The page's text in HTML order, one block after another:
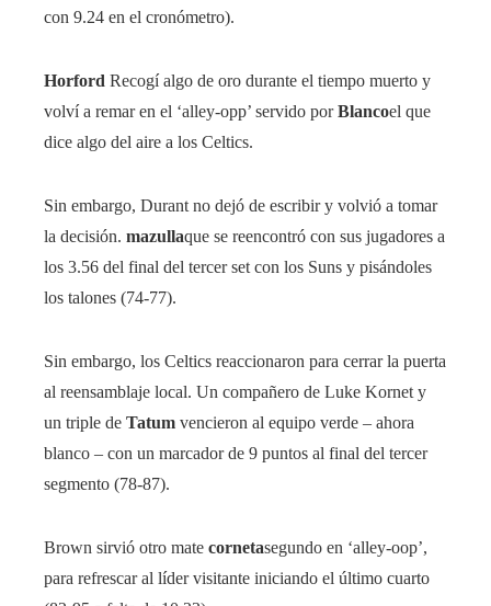
con 9.24 en el cronómetro).
Horford Recogí algo de oro durante el tiempo muerto y
volví a remar en el ‘alley-opp’ servido porBlancoel que
dice algo del aire a los Celtics.
Sin embargo, Durant no dejó de escribir y volvió a tomar
la decisión. mazullaque se reencontró con sus jugadores a
los 3.56 del final del tercer set con los Suns y pisándoles
los talones (74-77).
Sin embargo, los Celtics reaccionaron para cerrar la puerta
al reensamblaje local. Un compañero de Luke Kornet y
un triple de Tatum vencieron al equipo verde – ahora
blanco – con un marcador de 9 puntos al final del tercer
segmento (78-87).
Brown sirvió otro mate cornetasegundo en ‘alley-oop’,
para refrescar al líder visitante iniciando el último cuarto